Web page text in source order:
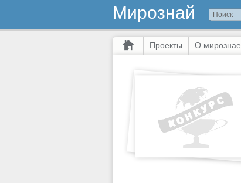
Мирознай
Проекты О мирознае